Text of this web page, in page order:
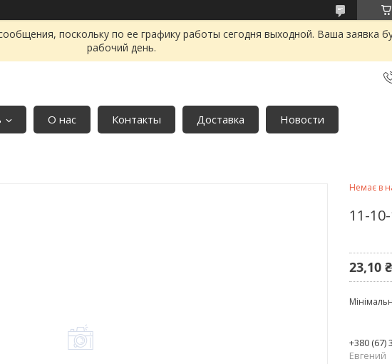
поскольку по ее графику работы сегодня выходной. Ваша заявка
рабочий день.
О нас Контакты Доставка Новости
Немає в
11-
23,10 ₴
+380 (67)
Евгений